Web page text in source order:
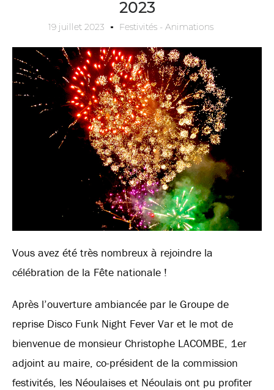
2023
19 juillet 2023 Festivités - Animations
Vous avez été très nombreux à rejoindre la
célébration de la Fête nationale !
Après l’ouverture ambiancée par le Groupe de
reprise Disco Funk Night Fever Var et le mot de
bienvenue de monsieur Christophe LACOMBE, 1er
adjoint au maire, co-président de la commission
festivités, les Néoulaises et Néoulais ont pu profiter